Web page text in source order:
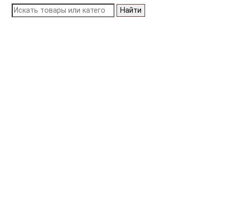
Найти